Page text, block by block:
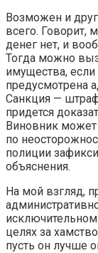
Возможен и
всего. Говорит,
денег нет, и
Тогда можно
имущества, если
предусмотрена
Санкция —
придется
Виновник может
по
полиции
объяснения.
На мой взгляд,
целях за
пусть он лучше